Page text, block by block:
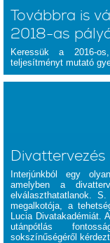
Továbbra is
2018-as
Keressük a 2016-
teljesítményt mutató
Interjúnkból egy
amelyben a
elválaszthatatlanok. S.
megalkotója, a
Lucia Divatakadémiát.
utánpótlás
sokszínűségéről